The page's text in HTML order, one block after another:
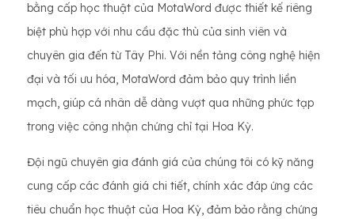
bằng cấp học thuật của MotaWord được thiết kế riêng
biệt phù hợp với nhu cầu đặc thù của sinh viên và
chuyên gia đến từ Tây Phi. Với nền tảng công nghệ hiện
đại và tối ưu hóa, MotaWord đảm bảo quy trình liền
mạch, giúp cá nhân dễ dàng vượt qua những phức tạp
trong việc công nhận chứng chỉ tại Hoa Kỳ.
Đội ngũ chuyên gia đánh giá của chúng tôi có kỹ năng
cung cấp các đánh giá chi tiết, chính xác đáp ứng các
tiêu chuẩn học thuật của Hoa Kỳ, đảm bảo rằng chứng